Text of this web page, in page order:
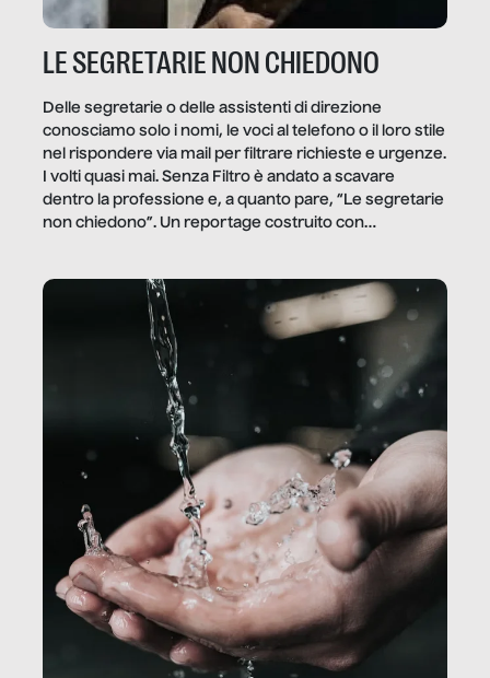
LE SEGRETARIE NON CHIEDONO
Delle segretarie o delle assistenti di direzione
conosciamo solo i nomi, le voci al telefono o il loro stile
nel rispondere via mail per filtrare richieste e urgenze.
I volti quasi mai. Senza Filtro è andato a scavare
dentro la professione e, a quanto pare, “Le segretarie
non chiedono”. Un reportage costruito con